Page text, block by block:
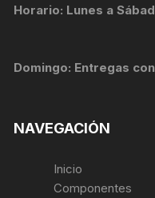
Horario: Lunes a
Domingo: Entregas
NAVEGACIÓN
Inicio
Componentes